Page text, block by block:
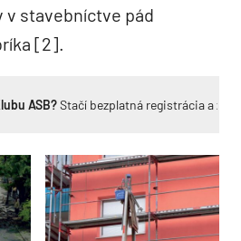
v stavebníctve pád
[2].
ASB?Stačí bezplatná registrácia a